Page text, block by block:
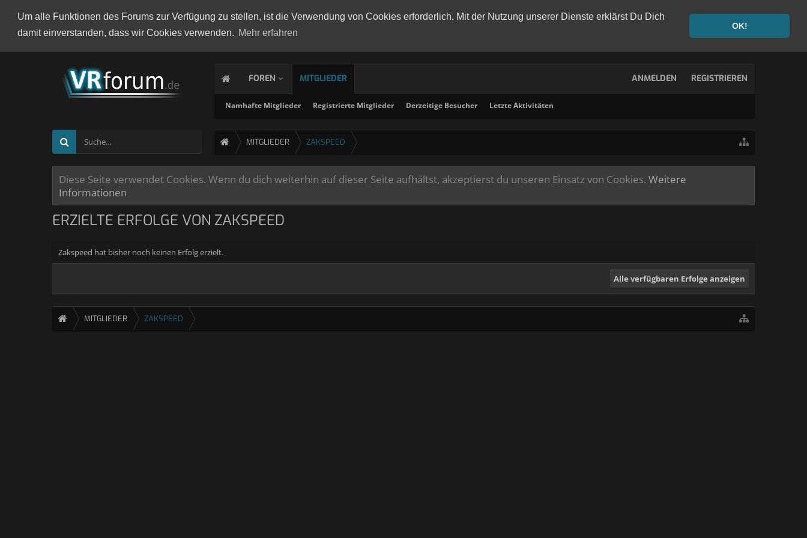
Um alle Funktionen des Forums zur Verfügung zu stellen, ist die Verwendung von Cookies erforderlich. Mit der Nutzung unserer Dienste erklärst Du Dich
damit einverstanden, dass wir Cookies verwenden. Mehr erfahren
OK!
FOREN MITGLIEDER
Namhafte Mitglieder Registrierte Mitglieder Derzeitige Besucher Letzte Aktivitäten
ANMELDEN REGISTRIEREN
MITGLIEDER ZAKSPEED
Diese Seite verwendet Cookies. Wenn du dich weiterhin auf dieser Seite aufhältst, akzeptierst du unseren Einsatz von Cookies. Weitere
Informationen
ERZIELTE ERFOLGE VON ZAKSPEED
Zakspeed hat bisher noch keinen Erfolg erzielt.
Alle verfügbaren Erfolge anzeigen
MITGLIEDER ZAKSPEED